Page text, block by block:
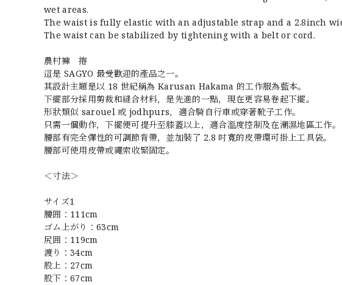
wet areas.
The waist is fully elastic with an adjustable strap and a 2.8inch
The waist can be stabilized by tightening with a belt or cord.
農村褲 捲
這是 SAGYO 最受歡迎的產品之一。
其設計主題是以 18 世紀稱為 Karusan Hakama 的工作服為藍本。
下擺部分採用剪裁和縫合材料，是先進的一點，現在更容易卷起下擺。
形狀類似 sarouel 或 jodhpurs，適合騎自行車或穿著靴子工作。
只需一個動作，下擺便可提升至膝蓋以上，適合溫度控制及在潮濕地區工作。
腰部有完全彈性的可調節背帶，並加裝了 2.8 吋寬的皮帶環可掛上工具袋。
腰部可使用皮帶或繩索收緊固定。
＜寸法＞
サイズ1
腰囲：111cm
ゴム上がり：63cm
尻囲：119cm
渡り：34cm
股上：27cm
股下：67cm